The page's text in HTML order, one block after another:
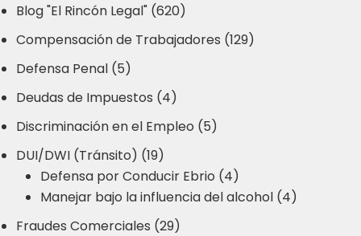
Blog "El Rincón Legal" (620)
Compensación de Trabajadores (129)
Defensa Penal (5)
Deudas de Impuestos (4)
Discriminación en el Empleo (5)
DUI/DWI (Tránsito) (19)
Defensa por Conducir Ebrio (4)
Manejar bajo la influencia del alcohol (4)
Fraudes Comerciales (29)